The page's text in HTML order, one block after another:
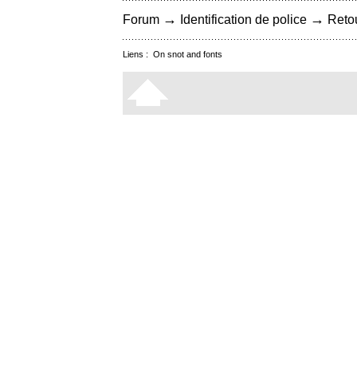
Forum → Identification de police →
Liens : On snot and fonts